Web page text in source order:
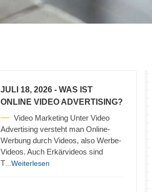
JULI 18, 2026 - WAS IST
ONLINE VIDEO ADVERTISING?
Video Marketing Unter Video
Advertising versteht man Online-
Werbung durch Videos, also Werbe-
Videos. Auch Erkärvideos sind
T ...Weiterlesen